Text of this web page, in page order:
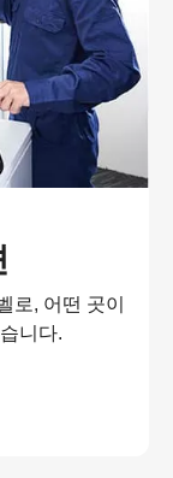
로, 어떤 곳이
니다.